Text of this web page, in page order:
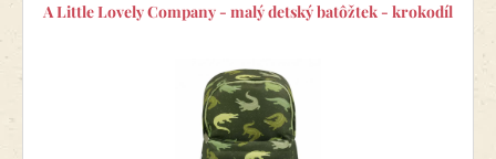
A Little Lovely Company - malý detský batôžtek - krokodíl